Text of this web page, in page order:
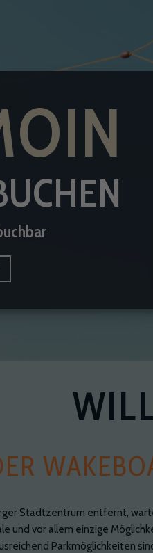
Stadtzentrum entfernt,
und vor allem einzige
Parkmöglichkeiten